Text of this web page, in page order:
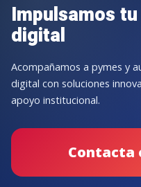
Impulsamos
digital
Acompañamos a pymes y
digital con soluciones
apoyo institucional.
Contacta